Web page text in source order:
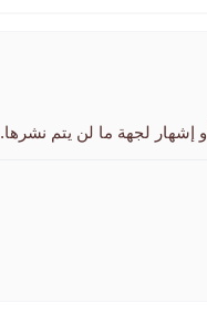
إشهار لجهة ما لن يتم نشرها.